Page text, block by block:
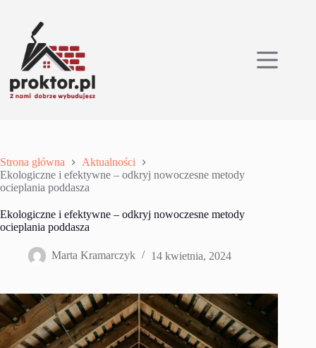
Strona główna
Aktualności
Ekologiczne i efektywne – odkryj nowoczesne metody
ocieplania poddasza
Ekologiczne i efektywne – odkryj nowoczesne metody
ocieplania poddasza
Marta Kramarczyk 14 kwietnia, 2024